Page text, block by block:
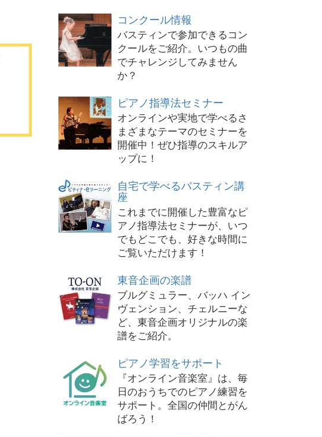
コンクール情報
バスティンで参加できるコン
クールをご紹介。いつもの曲
でチャレンジしてみません
か？
ピアノ指導法セミナー
オンラインや実地で学べるさ
まざまなテーマのセミナーを
開催中！ぜひ指導のスキルア
ップに！
自宅で学べるバスティン講
座
これまでに開催した豊富なピ
アノ指導法セミナーが、いつ
でもどこでも、好きな時間に
ご覧いただけます！
東音企画の楽譜
ブルグミュラー、バッハ イン
ヴェンション、チェルニーな
ど、東音企画オリジナルの楽
譜をご紹介。
ピアノ学習をサポート
『オンライン音楽室』は、毎
日のおうちでのピアノ練習を
サポート。全国の仲間とがん
ばろう！